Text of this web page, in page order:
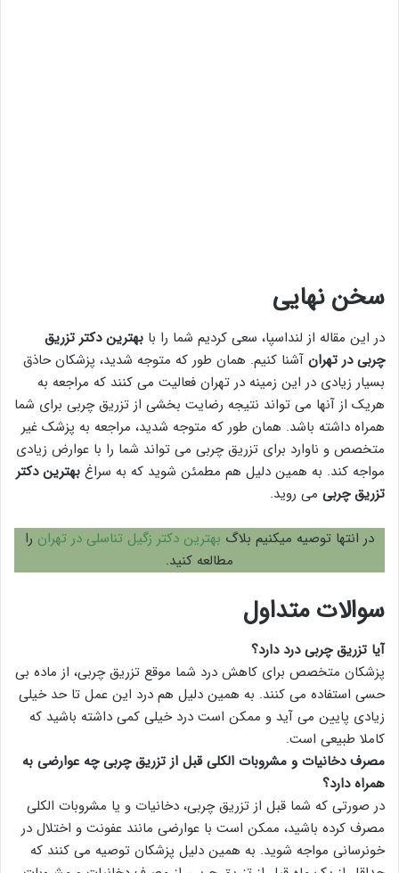
سخن نهایی
در این مقاله از لنداسپا، سعی کردیم شما را با بهترین دکتر تزریق
چربی در تهران آشنا کنیم. همان طور که متوجه شدید، پزشکان حاذق
بسیار زیادی در این زمینه در تهران فعالیت می کنند که مراجعه به
هریک از آنها می تواند نتیجه رضایت بخشی از تزریق چربی برای شما
همراه داشته باشد. همان طور که متوجه شدید، مراجعه به پزشک غیر
متخصص و ناوارد برای تزریق چربی می تواند شما را با عوارض زیادی
مواجه کند. به همین دلیل هم مطمئن شوید که به سراغ بهترین دکتر
تزریق چربی می روید.
در انتها توصیه میکنیم بلاگ بهترین دکتر زگیل تناسلی در تهران را
مطالعه کنید.
سوالات متداول
آیا تزریق چربی درد دارد؟
پزشکان متخصص برای کاهش درد شما موقع تزریق چربی، از ماده بی
حسی استفاده می کنند. به همین دلیل هم درد این عمل تا حد خیلی
زیادی پایین می آید و ممکن است درد خیلی کمی داشته باشید که
کاملا طبیعی است.
مصرف دخانیات و مشروبات الکلی قبل از تزریق چربی چه عوارضی به
همراه دارد؟
در صورتی که شما قبل از تزریق چربی، دخانیات و یا مشروبات الکلی
مصرف کرده باشید، ممکن است با عوارضی مانند عفونت و اختلال در
خونرسانی مواجه شوید. به همین دلیل پزشکان توصیه می کنند که